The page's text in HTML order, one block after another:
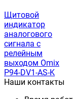
Щитовой
индикатор
аналогового
сигнала с
релейным
выходом Omix
P94-DV1-AS-K
Наши контакты